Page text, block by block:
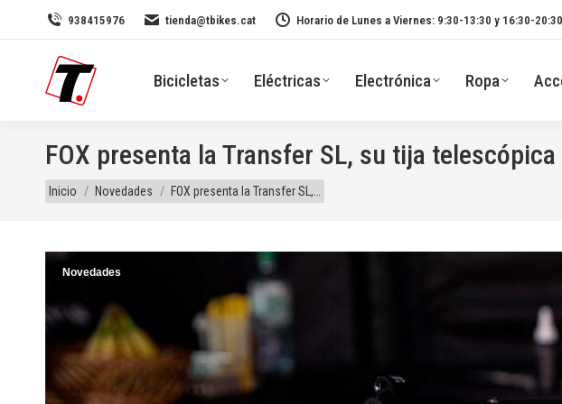
938415976 tienda@tbikes.cat Horario de Lunes a Viernes: 9:30-13:30 y 16:30-20:30
Bicicletas Eléctricas Electrónica Ropa
FOX presenta la Transfer SL, su tija
Estás aquí:
Inicio Novedades FOX presenta la Transfer SL,…
Novedades